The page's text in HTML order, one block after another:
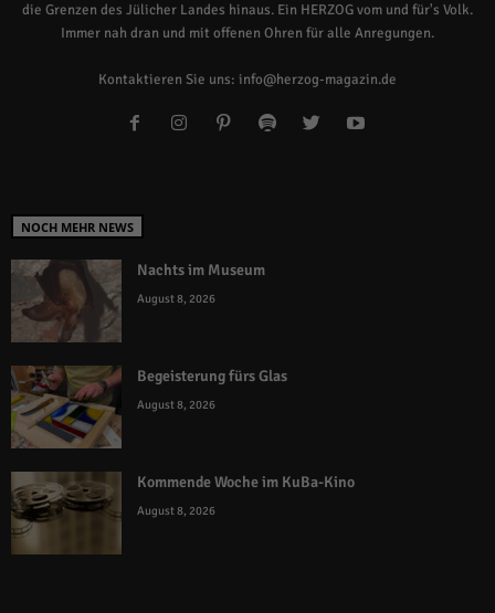
die Grenzen des Jülicher Landes hinaus. Ein HERZOG vom und für's Volk.
Immer nah dran und mit offenen Ohren für alle Anregungen.
Kontaktieren Sie uns: info@herzog-magazin.de
NOCH MEHR NEWS
Nachts im Museum
August 8, 2026
Begeisterung fürs Glas
August 8, 2026
Kommende Woche im KuBa-Kino
August 8, 2026